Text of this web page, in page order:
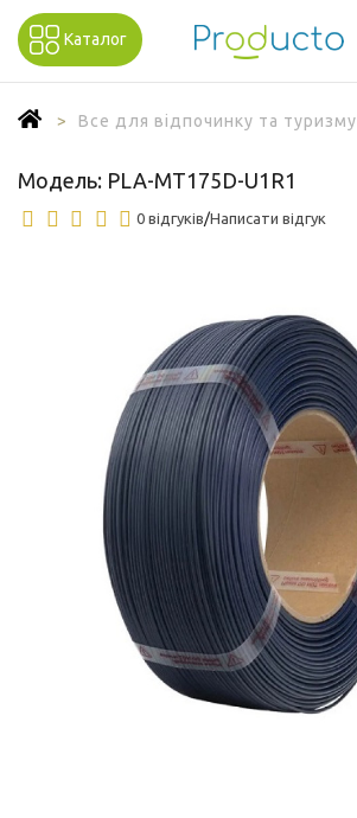
Каталог
Все для відпочинку та туризму
Модель: PLA-MT175D-U1R1
0 відгуків/Написати відгук